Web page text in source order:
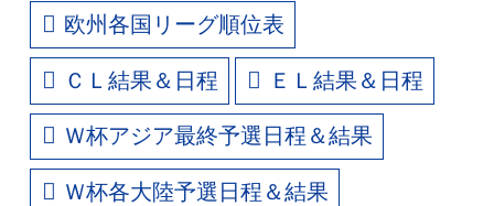
欧州各国リーグ順位表
ＣＬ結果＆日程 ＥＬ結果＆日程
Ｗ杯アジア最終予選日程＆結果
Ｗ杯各大陸予選日程＆結果